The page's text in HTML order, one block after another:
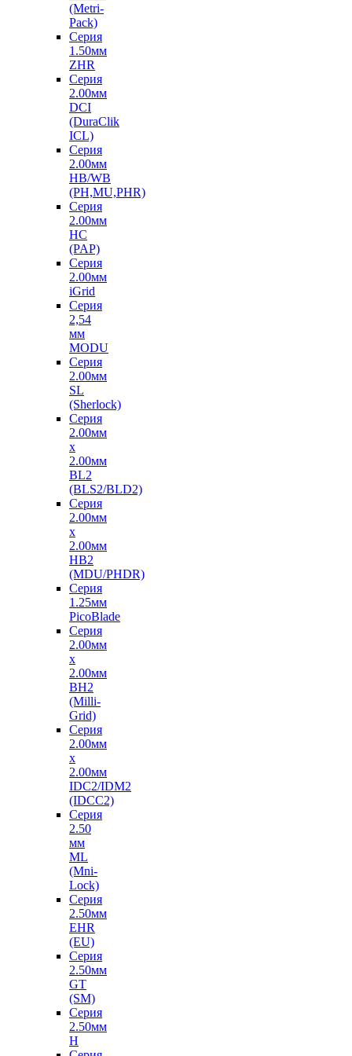
(Metri-
Pack)
Серия
1.50мм
ZHR
Серия
2.00мм
DCI
(DuraClik
ICL)
Серия
2.00мм
HB/WB
(PH,MU,PHR)
Серия
2.00мм
HC
(PAP)
Серия
2.00мм
iGrid
Серия
2,54
мм
MODU
Серия
2.00мм
SL
(Sherlock)
Серия
2.00мм
x
2.00мм
BL2
(BLS2/BLD2)
Серия
2.00мм
x
2.00мм
HB2
(MDU/PHDR)
Серия
1.25мм
PicoBlade
Серия
2.00мм
х
2.00мм
BH2
(Milli-
Grid)
Серия
2.00мм
х
2.00мм
IDC2/IDM2
(IDCC2)
Серия
2.50
мм
ML
(Mni-
Lock)
Серия
2.50мм
EHR
(EU)
Серия
2.50мм
GT
(SM)
Серия
2.50мм
H